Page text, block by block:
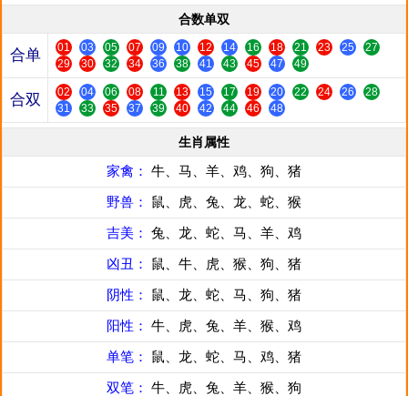
合数单双
合单 01 03 05 07 09 10 12 14 16 18 21 23 25
27
29
30 32 34 36 38 41 43 45 47 49
合双 02 04 06 08 11 13 15 17 19 20 22 24 26
28
31
33 35 37 39 40 42 44 46 48
生肖属性
家禽： 牛、马、羊、鸡、狗、猪
野兽： 鼠、虎、兔、龙、蛇、猴
吉美： 兔、龙、蛇、马、羊、鸡
凶丑： 鼠、牛、虎、猴、狗、猪
阴性： 鼠、龙、蛇、马、狗、猪
阳性： 牛、虎、兔、羊、猴、鸡
单笔： 鼠、龙、蛇、马、鸡、猪
双笔： 牛、虎、兔、羊、猴、狗